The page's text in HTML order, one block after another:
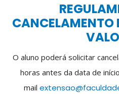
CANCELAMENTO
O aluno poderá solicitar
horas antes da data de
mail